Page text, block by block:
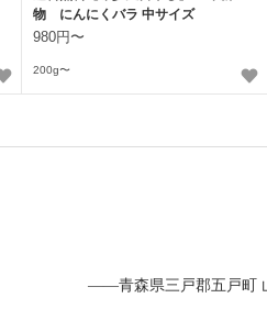
物 にんにくバラ 中サイズ
980円〜
200g〜
——青森県三戸郡五戸町